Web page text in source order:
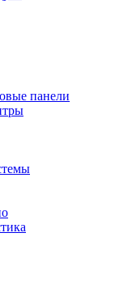
панели